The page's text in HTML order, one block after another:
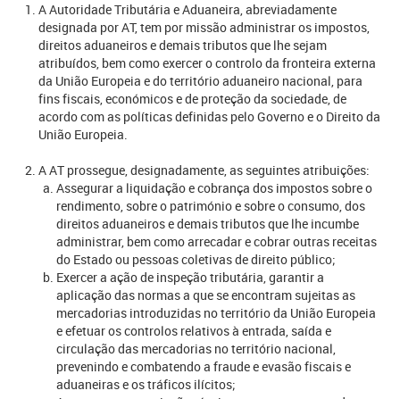
A Autoridade Tributária e Aduaneira, abreviadamente
designada por AT, tem por missão administrar os impostos,
direitos aduaneiros e demais tributos que lhe sejam
atribuídos, bem como exercer o controlo da fronteira externa
da União Europeia e do território aduaneiro nacional, para
fins fiscais, económicos e de proteção da sociedade, de
acordo com as políticas definidas pelo Governo e o Direito da
União Europeia.
A AT prossegue, designadamente, as seguintes atribuições:
Assegurar a liquidação e cobrança dos impostos sobre o
rendimento, sobre o património e sobre o consumo, dos
direitos aduaneiros e demais tributos que lhe incumbe
administrar, bem como arrecadar e cobrar outras receitas
do Estado ou pessoas coletivas de direito público;
Exercer a ação de inspeção tributária, garantir a
aplicação das normas a que se encontram sujeitas as
mercadorias introduzidas no território da União Europeia
e efetuar os controlos relativos à entrada, saída e
circulação das mercadorias no território nacional,
prevenindo e combatendo a fraude e evasão fiscais e
aduaneiras e os tráficos ilícitos;